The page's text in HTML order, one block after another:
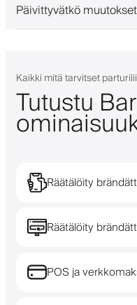
Päivittyvätkö
Kaikki mitä tarvitset
Tutustu
Räätälöity
Räätälöity
POS ja